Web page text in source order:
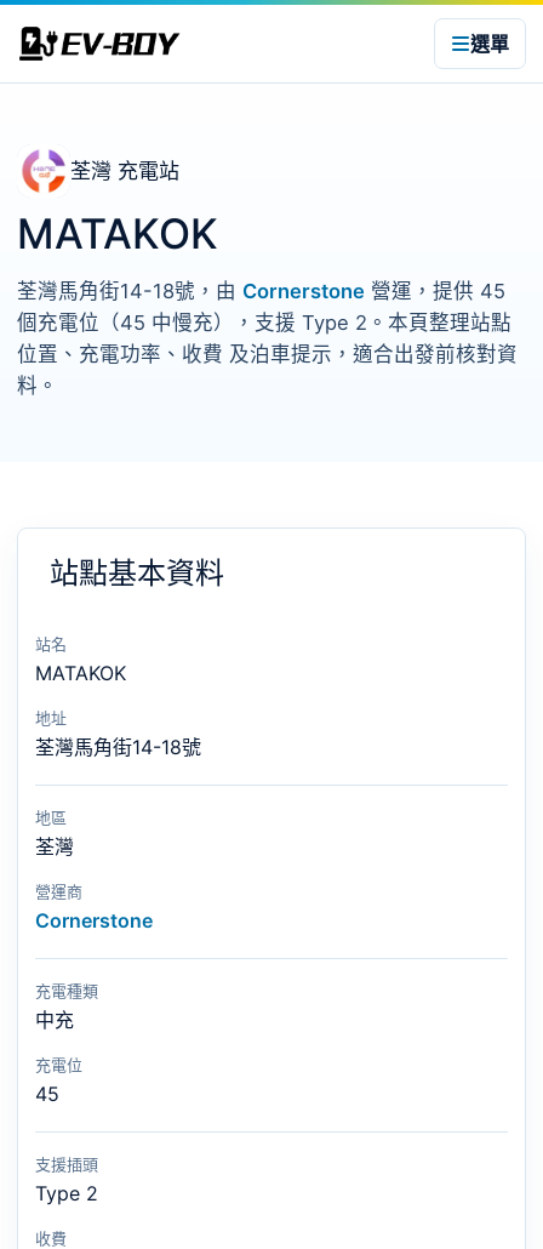
選單
荃灣 充電站
MATAKOK
荃灣馬角街14-18號，由 Cornerstone 營運，提供 45
個充電位（45 中慢充），支援 Type 2。本頁整理站點
位置、充電功率、收費 及泊車提示，適合出發前核對資
料。
站點基本資料
站名
MATAKOK
地址
荃灣馬角街14-18號
地區
荃灣
營運商
Cornerstone
充電種類
中充
充電位
45
支援插頭
Type 2
收費